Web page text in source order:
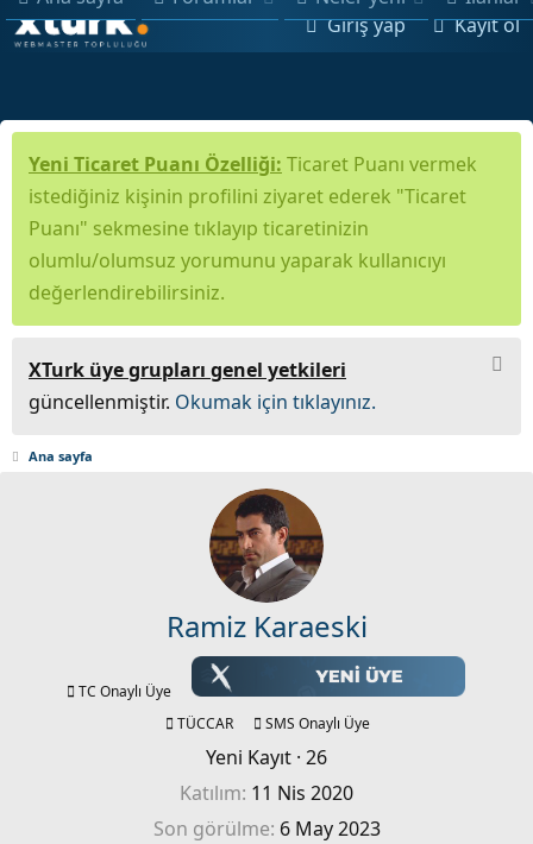
Giriş yap Kayıt ol
Yeni Ticaret Puanı Özelliği: Ticaret Puanı vermek
istediğiniz kişinin profilini ziyaret ederek "Ticaret
Puanı" sekmesine tıklayıp ticaretinizin
olumlu/olumsuz yorumunu yaparak kullanıcıyı
değerlendirebilirsiniz.
XTurk üye grupları genel yetkileri
güncellenmiştir. Okumak için tıklayınız.
Ana sayfa
Ramiz Karaeski
TC Onaylı Üye
TÜCCAR
SMS Onaylı Üye
Yeni Kayıt · 26
Katılım 11 Nis 2020
Son görülme 6 May 2023